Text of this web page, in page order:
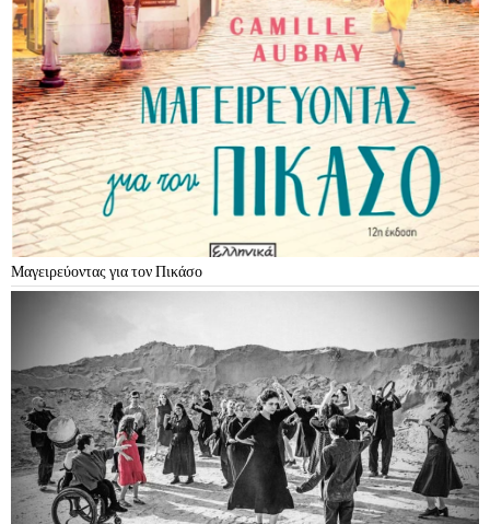
Μαγειρεύοντας για τον Πικάσο